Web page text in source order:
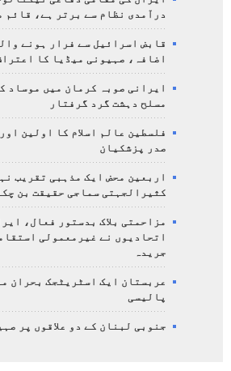
درآمدی نظام سے برتر ہے، قائم
قابض اسرائیل سے فرار ہونے
اضافہ، صہیونی میڈیا کا
مسلح دہشت گرد گرفتار
فلسطین عالم اسلام کا اولین
صدر پزشکیان
اربعین محض ایک مذہبی تقریب
کثیرالجہتی سماجی حقیقت بن
مزاحمتی بلاک بدستور فعال،
اتحادیوں نے غیرمعمولی
جریدہ
عربستان ایک اسٹریٹجک بحران
پالیسی
جنوبی لبنان کے دو علاقوں پر